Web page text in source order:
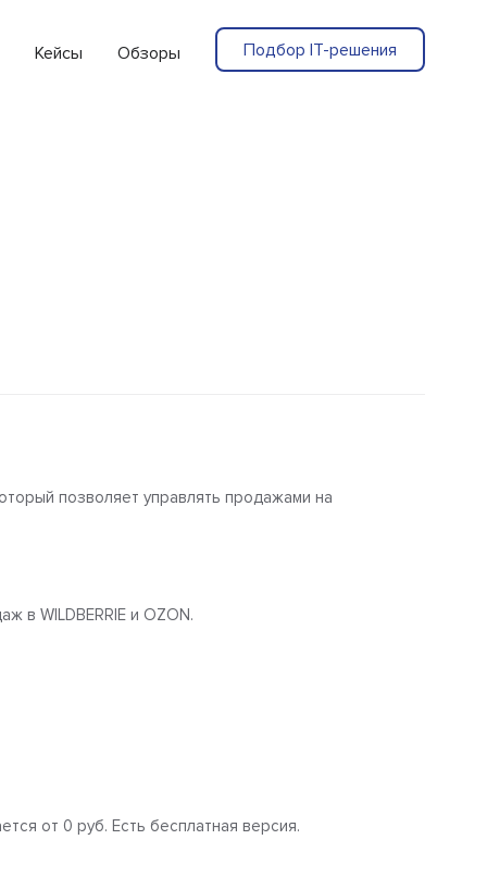
Кейсы Обзоры Подбор IT-решения
позволяет управлять продажами на
в WILDBERRIE и OZON.
от 0 руб. Есть бесплатная версия.